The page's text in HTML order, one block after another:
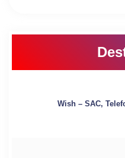
Wish – SAC,